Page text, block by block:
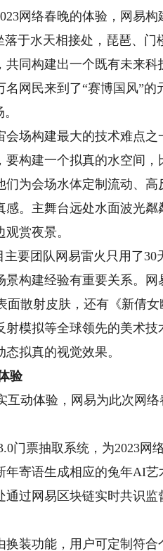
网络春晚的体验，网易构
于水天相接处，琵琶、门
同构建出一个既有未来科
网民来到了“赛博国风”的
场构建最大的技术难点之
构建一个拟真的水空间，
为会场水体定制流动、高
。主舞台远处水面波光粼
赏夜景。
要团队网易雷火只用了30
构建经验有重要关系。网
面散射皮肤，还有《新倩
模拟等全球领先的美术技
拟真的视觉效果。
验
动体验，网易为此次网络
票抽取系统，为2023网
寄语生成相应的兔年AI艺
过网易区块链实时共识监
装功能，用户可定制符合